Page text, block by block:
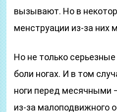
вызывают. Но в
менструации из-за них
Но не только
боли ногах. И в том
ноги перед месячными
из-за малоподвижного